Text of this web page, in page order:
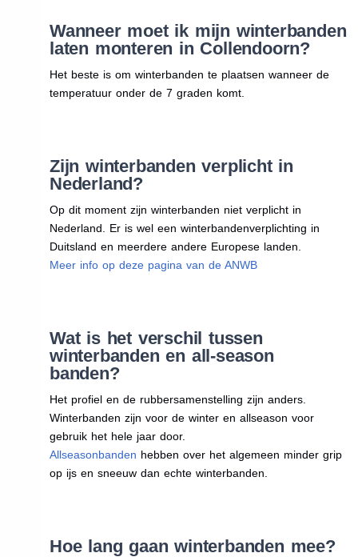
Wanneer moet ik mijn winterbanden
laten monteren in Collendoorn?
Het beste is om winterbanden te plaatsen wanneer de
temperatuur onder de 7 graden komt.
Zijn winterbanden verplicht in
Nederland?
Op dit moment zijn winterbanden niet verplicht in
Nederland. Er is wel een winterbandenverplichting in
Duitsland en meerdere andere Europese landen.
Meer info op deze pagina van de ANWB
Wat is het verschil tussen
winterbanden en all-season
banden?
Het profiel en de rubbersamenstelling zijn anders.
Winterbanden zijn voor de winter en allseason voor
gebruik het hele jaar door.
Allseasonbanden hebben over het algemeen minder grip
op ijs en sneeuw dan echte winterbanden.
Hoe lang gaan winterbanden mee?